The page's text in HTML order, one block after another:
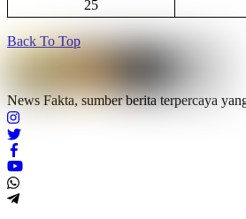
25
Back To Top
News Fakta, sumber berita terpercaya